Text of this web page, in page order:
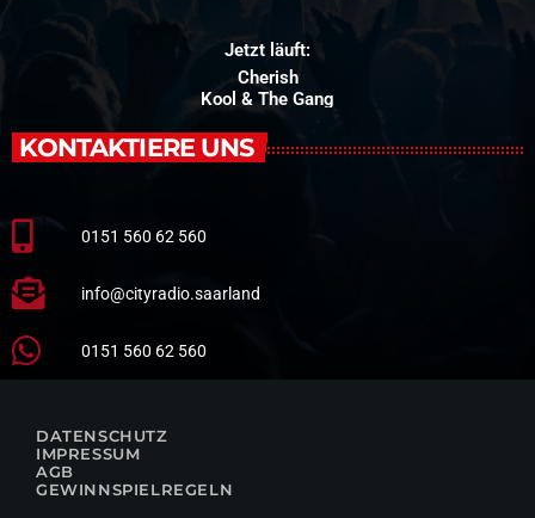
Jetzt läuft:
Cherish
Kool & The Gang
KONTAKTIERE UNS
0151 560 62 560
info@cityradio.saarland
0151 560 62 560
DATENSCHUTZ
IMPRESSUM
AGB
GEWINNSPIELREGELN